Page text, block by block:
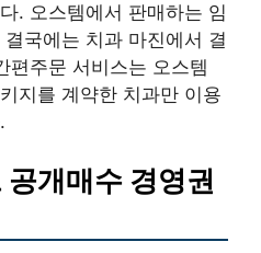
. 오스템에서 판매하는 임
국에는 치과 마진에서 결
편주문 서비스는 오스템
지를 계약한 치과만 이용
개매수 경영권